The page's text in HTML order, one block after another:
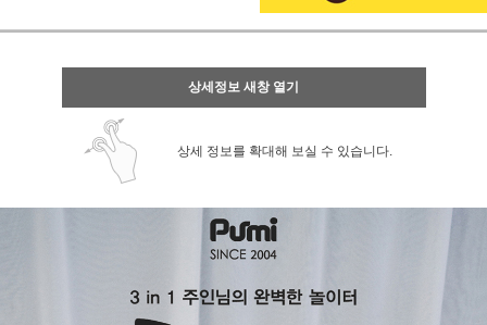
상세정보 새창 열기
상세 정보를 확대해 보실 수 있습니다.